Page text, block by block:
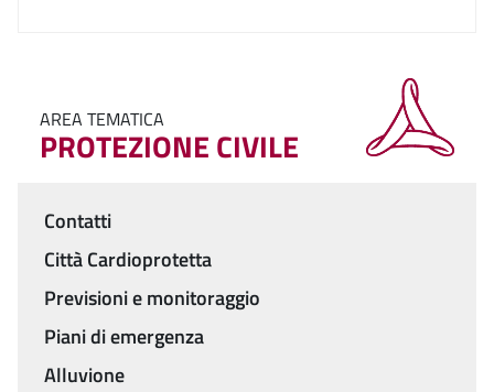
AREA TEMATICA
PROTEZIONE CIVILE
Menu
Contatti
Città Cardioprotetta
Previsioni e monitoraggio
Piani di emergenza
Alluvione